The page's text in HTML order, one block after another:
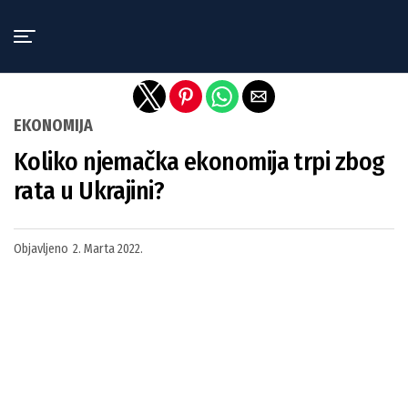
EKONOMIJA
Koliko njemačka ekonomija trpi zbog
rata u Ukrajini?
Objavljeno 2. Marta 2022.